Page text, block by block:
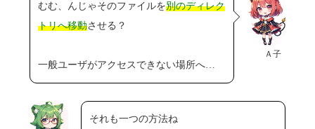
Ａ子
むむ、んじゃそのファイルを別のディレク
トリへ移動させる？
一般ユーザがアクセスできない場所へ…
それも一つの方法ね